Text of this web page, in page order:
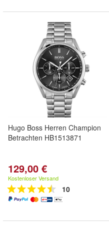
Hugo Boss Herren Champion
Betrachten HB1513871
129,00 €
Kostenloser Versand
10